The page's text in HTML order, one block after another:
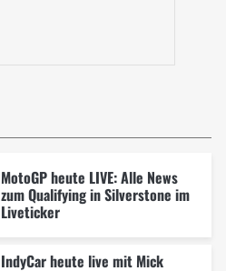
MotoGP heute LIVE: Alle News
zum Qualifying in Silverstone im
Liveticker
IndyCar heute live mit Mick